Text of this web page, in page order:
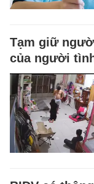
Tạm giữ
của người